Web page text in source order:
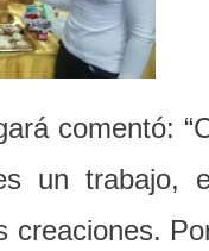
comentó:
un trabajo,
creaciones.